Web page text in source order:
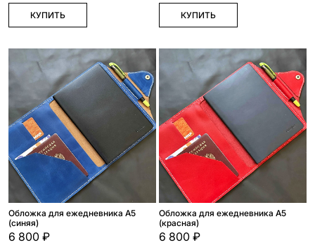
КУПИТЬ КУПИТЬ
Обложка для ежедневника А5
(синяя)
6 800 ₽
Обложка для ежедневника А5
(красная)
6 800 ₽